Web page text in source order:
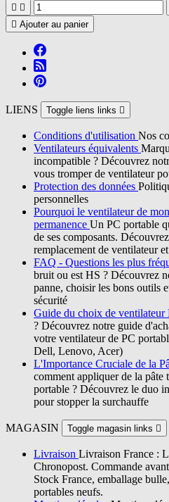
 
 Ajouter au panier
LIENS Toggle liens links 
Conditions d'utilisation Nos
Ventilateurs équivalents
incompatible ? Découvrez
vous tromper de ventilateur
Protection des données
personnelles
Pourquoi le ventilateur de
permanence Un PC portable
de ses composants.
remplacement de ventilateur
FAQ - Questions les plus
bruit ou est HS ? Découvrez
panne, choisir les bons outils
sécurité
Guide du choix de ventilateur
? Découvrez notre guide
votre ventilateur de PC
Dell, Lenovo, Acer)
L'Importance Cruciale de la
comment appliquer de la pâte
portable ? Découvrez le duo
pour stopper la surchauffe
MAGASIN Toggle magasin links 
Livraison Livraison France :
Chronopost. Commande
Stock France, emballage
portables neufs.